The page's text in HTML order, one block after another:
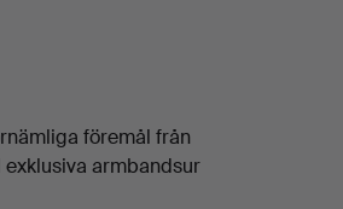
föremål från
armbandsur